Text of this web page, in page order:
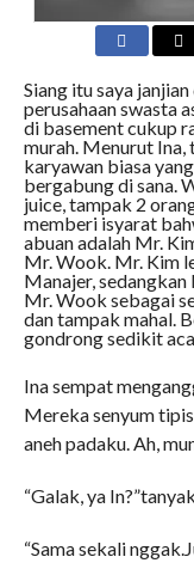
Siang itu saya
perusahaan swasta
di basement cukup
murah. Menurut
karyawan biasa
bergabung di sana.
juice, tampak 2
memberi isyarat
abuan adalah Mr.
Mr. Wook. Mr. Kim
Manajer,
Mr. Wook sebagai
dan tampak mahal.
gondrong sedikit
Ina sempat
Mereka senyum
aneh padaku. Ah,
“Galak, ya
“Sama sekali